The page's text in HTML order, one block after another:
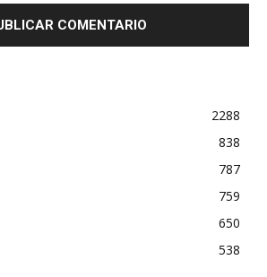
2288
838
787
759
650
538